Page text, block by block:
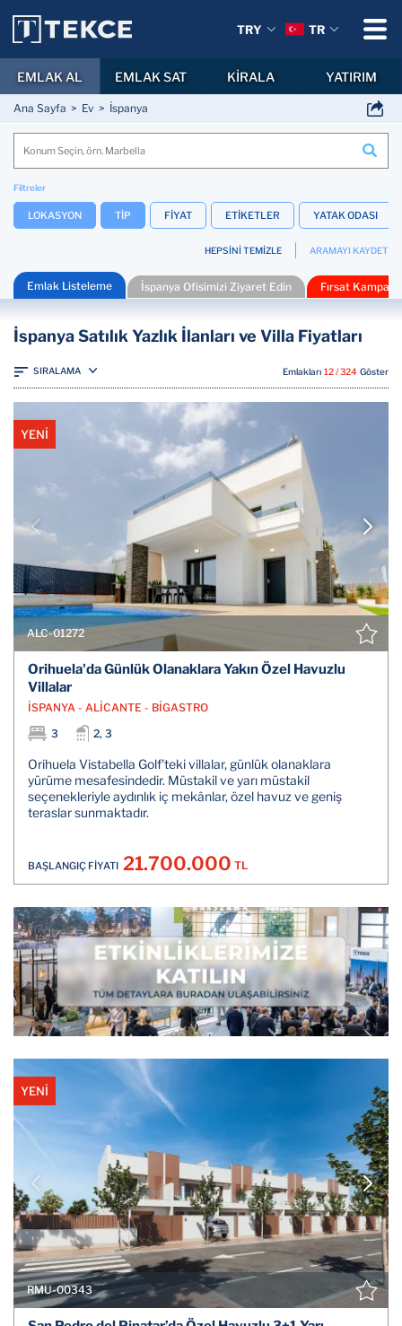
Ana Sayfa Ev İspanya
Filtreler
LOKASYON TİP FİYAT ETİKETLER YATAK ODASI
HEPSİNİ TEMİZLE ARAMAYI KAYDET
Emlak Listeleme İspanya Ofisimizi Ziyaret Edin Fırsat
İspanya Satılık Yazlık İlanları ve Villa Fiyatları
SIRALAMA Emlakları 12 / 324 Göster
YENİ
ALC-01272
Orihuela'da Günlük Olanaklara Yakın Özel Havuzlu
Villalar
İSPANYA - ALİCANTE - BİGASTRO
3
2, 3
Orihuela Vistabella Golf'teki villalar, günlük olanaklara
yürüme mesafesindedir. Müstakil ve yarı müstakil
seçenekleriyle aydınlık iç mekânlar, özel havuz ve geniş
teraslar sunmaktadır.
BAŞLANGIÇ FİYATI 21.700.000 TL
YENİ
RMU-00343
TRY TR
EMLAK AL EMLAK SAT KİRALA YATIRIM